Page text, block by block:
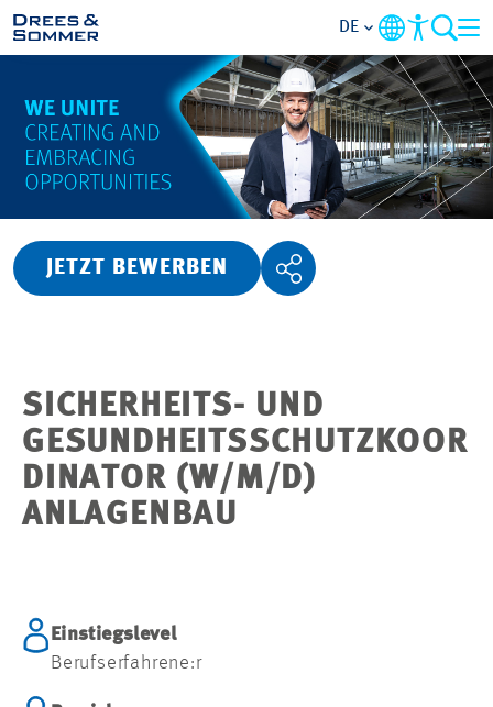
ÜBERSICHT
ÜBER UNS
TÄTIGKEITSBEREICHE
RUND UMS BEWERBEN
STELLENANGEBOTE
DE
JETZT BEWERBEN
SICHERHEITS- UND
GESUNDHEITSSCHUTZKOOR
DINATOR (W/M/D)
ANLAGENBAU
Einstiegslevel
Berufserfahrene:r